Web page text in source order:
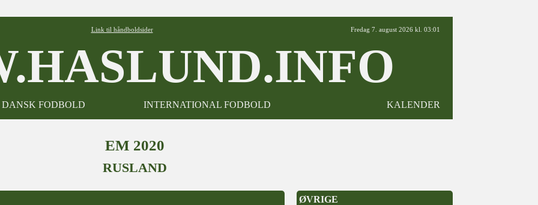
Link til håndboldsider Fredag 7. august 2026 kl. 03:01
DANSK FODBOLD INTERNATIONAL FODBOLD KALENDER
EM 2020
RUSLAND
ØVRIGE